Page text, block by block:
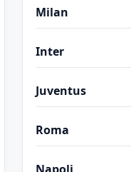
Milan
Inter
Juventus
Roma